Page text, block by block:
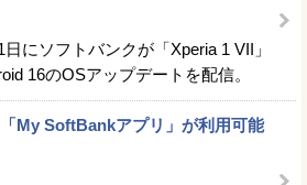
にソフトバンクが「Xperia 1 VII」
16のOSアップデートを配信。
My SoftBankアプリ」が利用可能